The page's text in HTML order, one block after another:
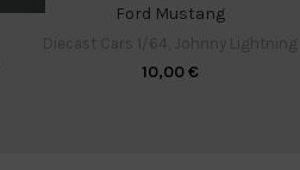
Ford Mustang
10,00€